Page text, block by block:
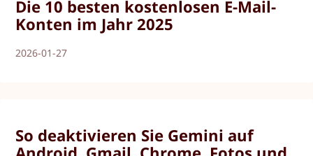
Die 10 besten kostenlosen E-Mail-
Konten im Jahr 2025
2026-01-27
So deaktivieren Sie Gemini auf